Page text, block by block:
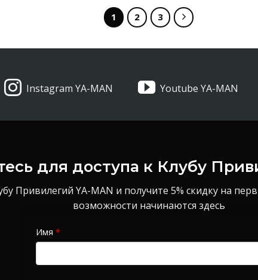
1 2 3
Instagram YA-MAN Youtube YA-MAN
для доступа к Клубу
Привилегий YA-MAN и получите 5% скидку на
возможности начинаются здесь
Имя *